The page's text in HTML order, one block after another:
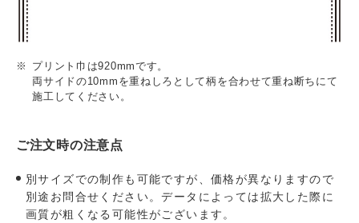
プリント巾は920mmです。
両サイドの10mmを重ねしろとして柄を合わせて重ね断ちにて
施工してください。
ご注文時の注意点
別サイズでの制作も可能ですが、価格が異なりますので
別途お問合せください。データによっては拡大した際に
画質が粗くなる可能性がございます。